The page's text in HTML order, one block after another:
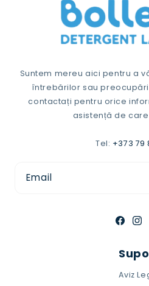
Suntem mereu aici pentru a
întrebărilor sau
contactați pentru orice
asistență de
Tel: +373 79
Email
Aviz